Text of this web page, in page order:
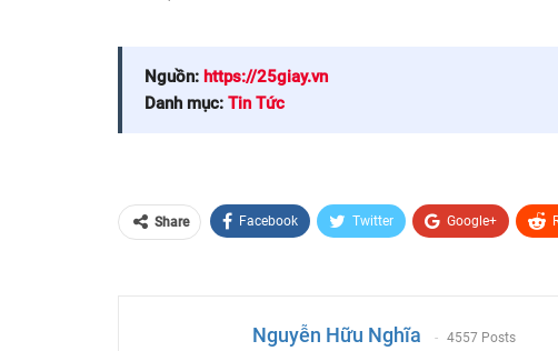
Nguồn: https://25giay.vn
Danh mục: Tin Tức
Share Facebook Twitter Google+
Nguyễn Hữu Nghĩa 4557 Posts